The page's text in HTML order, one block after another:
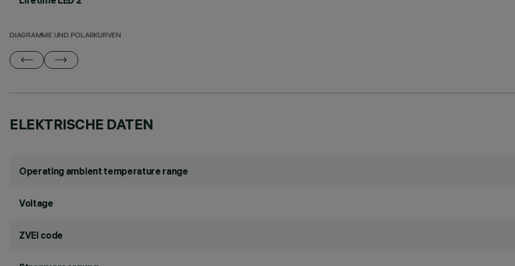
DIAGRAMME UND POLARKURVEN
ELEKTRISCHE DATEN
Operating ambient temperature range
Voltage
ZVEI code